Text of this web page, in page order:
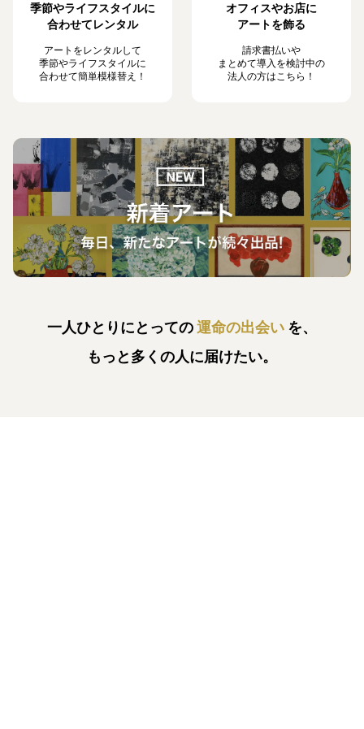
季節やライフスタイルに
合わせてレンタル
アートをレンタルして
季節やライフスタイルに
合わせて簡単模様替え！
オフィスやお店に
アートを飾る
請求書払いや
まとめて導入を検討中の
法人の方はこちら！
一人ひとりにとっての運命の出会い を、
もっと多くの人に届けたい。